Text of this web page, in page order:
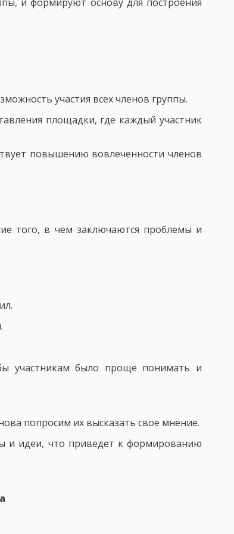
ПЕДАГОГИЧЕСКОГО КОНТРОЛЯ
ВОСПИТАТЕЛЬНЫЙ ФАКТ
ХАРАКТЕРИСТИКА ЕЕ СОСТАВЛЯЮЩИХ
ЕЕ УРОВНИ И КРИТЕРИИ
В КОЛЛЕКТИВЕ И ЧЕРЕЗ КОЛЛЕКТИВ
ВОСПИТАННИКОВ
И ТАБЛИЦЫ
участия всех членов группы.
площадки, где каждый участник
повышению вовлеченности членов
того, в чем заключаются проблемы и
участникам было проще понимать и
попросим их высказать свое мнение.
и идеи, что приведет к формированию